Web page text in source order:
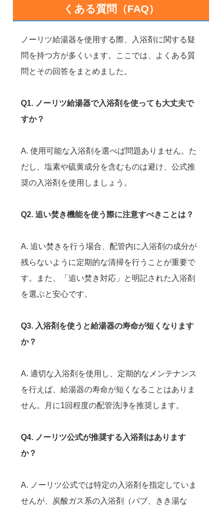
くある質問（FAQ）
ノーリツ給湯器を使用する際、入浴剤に関する疑
問を持つ方が多くいます。ここでは、よくある質
問とその回答をまとめました。
Q1. ノーリツ給湯器で入浴剤を使っても大丈夫で
すか？
A. 使用可能な入浴剤を選べば問題ありません。た
だし、塩素や硫黄成分を含むものは避け、公式推
奨の入浴剤を使用しましょう。
Q2. 追い焚き機能を使う際に注意すべきことは？
A. 追い焚きを行う場合、配管内に入浴剤の成分が
残らないように定期的な清掃を行うことが重要で
す。また、「追い焚き対応」と明記された入浴剤
を選ぶと安心です。
Q3. 入浴剤を使うと給湯器の寿命が短くなります
か？
A. 適切な入浴剤を使用し、定期的なメンテナンス
を行えば、給湯器の寿命が短くなることはありま
せん。月に1回程度の配管洗浄を推奨します。
Q4. ノーリツ公式が推奨する入浴剤はあります
か？
A. ノーリツ公式では特定の入浴剤を指定していま
せんが、炭酸ガス系の入浴剤（バブ、きき湯な